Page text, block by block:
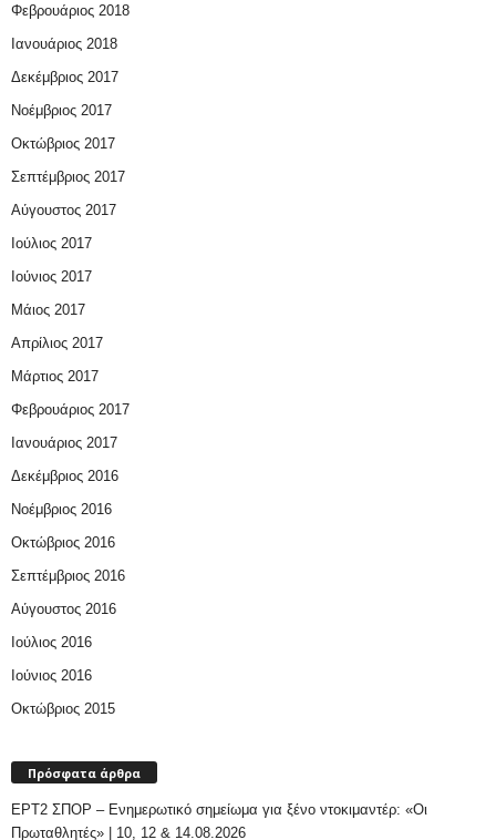
Φεβρουάριος 2018
Ιανουάριος 2018
Δεκέμβριος 2017
Νοέμβριος 2017
Οκτώβριος 2017
Σεπτέμβριος 2017
Αύγουστος 2017
Ιούλιος 2017
Ιούνιος 2017
Μάιος 2017
Απρίλιος 2017
Μάρτιος 2017
Φεβρουάριος 2017
Ιανουάριος 2017
Δεκέμβριος 2016
Νοέμβριος 2016
Οκτώβριος 2016
Σεπτέμβριος 2016
Αύγουστος 2016
Ιούλιος 2016
Ιούνιος 2016
Οκτώβριος 2015
Πρόσφατα άρθρα
ΕΡΤ2 ΣΠΟΡ – Ενημερωτικό σημείωμα για ξένο ντοκιμαντέρ: «Οι
Πρωταθλητές» | 10, 12 & 14.08.2026